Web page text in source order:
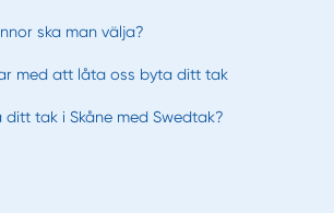
ska man välja?
med att låta oss byta ditt tak
tak i Skåne med Swedtak?